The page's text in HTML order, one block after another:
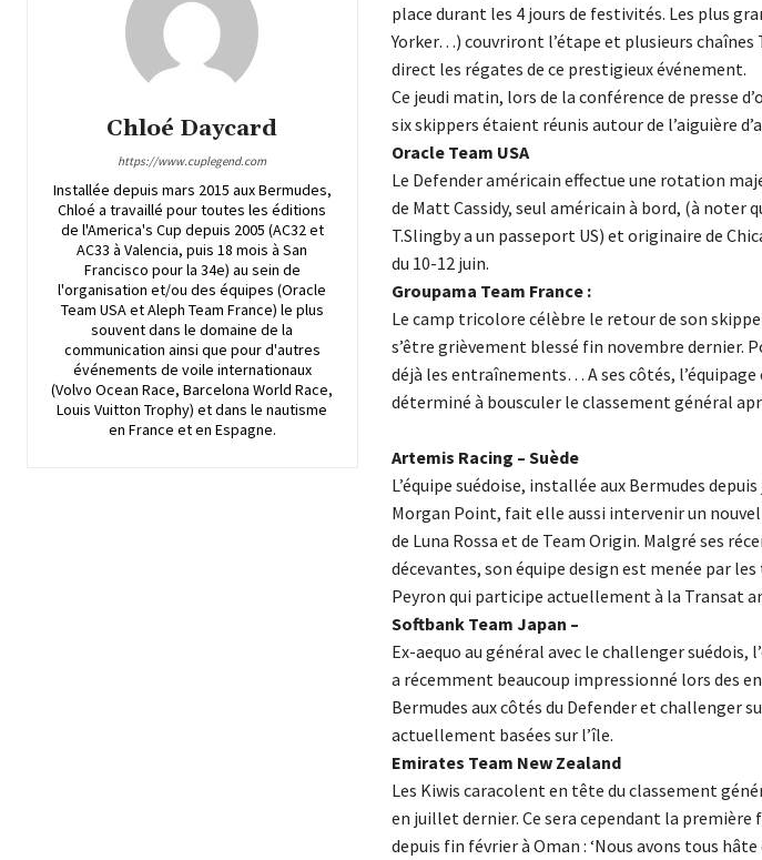
Chloé Daycard
https://www.cuplegend.com
Installée depuis mars 2015 aux Bermudes,
Chloé a travaillé pour toutes les éditions
de l'America's Cup depuis 2005 (AC32 et
AC33 à Valencia, puis 18 mois à San
Francisco pour la 34e) au sein de
l'organisation et/ou des équipes (Oracle
Team USA et Aleph Team France) le plus
souvent dans le domaine de la
communication ainsi que pour d'autres
événements de voile internationaux
(Volvo Ocean Race, Barcelona World Race,
Louis Vuitton Trophy) et dans le nautisme
en France et en Espagne.
place durant les 4 jours de festivités. Les plus
Yorker…) couvriront l’étape et plusieurs
direct les régates de ce prestigieux événement.
Ce jeudi matin, lors de la conférence de presse
six skippers étaient réunis autour de l’aiguière
Oracle Team USA
Le Defender américain effectue une rotation
de Matt Cassidy, seul américain à bord, (à noter
T.Slingby a un passeport US) et originaire de
du 10-12 juin.
Groupama Team France :
Le camp tricolore célèbre le retour de son
s’être grièvement blessé fin novembre
déjà les entraînements… A ses côtés,
déterminé à bousculer le classement général
Artemis Racing – Suède
L’équipe suédoise, installée aux Bermudes
Morgan Point, fait elle aussi intervenir un
de Luna Rossa et de Team Origin. Malgré ses
décevantes, son équipe design est menée par
Peyron qui participe actuellement à la Transat
Softbank Team Japan –
Ex-aequo au général avec le challenger suédois,
a récemment beaucoup impressionné lors des
Bermudes aux côtés du Defender et challenger
actuellement basées sur l’île.
Emirates Team New Zealand
Les Kiwis caracolent en tête du classement
en juillet dernier. Ce sera cependant la première
depuis fin février à Oman : ‘Nous avons tous